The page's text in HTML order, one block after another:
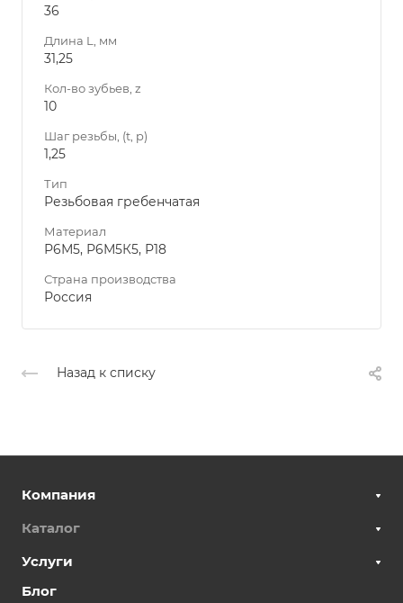
36
Длина L, мм
31,25
Кол-во зубьев, z
10
Шаг резьбы, (t, p)
1,25
Тип
Резьбовая гребенчатая
Материал
Р6М5, Р6М5К5, Р18
Страна производства
Россия
Назад к списку
Компания
Каталог
Услуги
Блог